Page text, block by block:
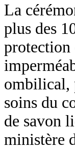
La
plus des
protection
ombilical,
soins du
de savon
ministère